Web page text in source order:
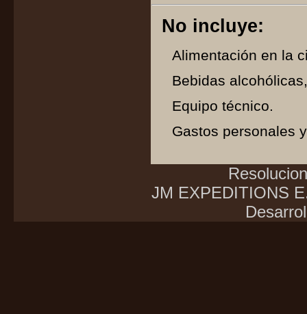
No incluye:
Alimentación en la
Bebidas
Equipo técnico.
Gastos personales
JM EXPEDITIONS